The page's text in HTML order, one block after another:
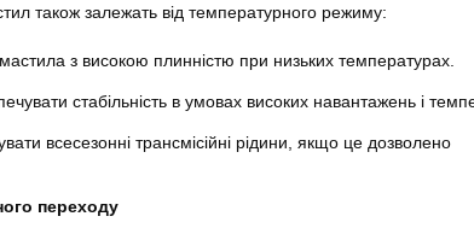
також залежать від температурного режиму:
з високою плинністю при низьких температурах.
стабільність в умовах високих навантажень і
всесезонні трансмісійні рідини, якщо це дозволено
переходу